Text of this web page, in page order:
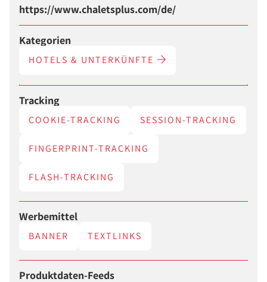
https://www.chaletsplus.com/de/
Kategorien
HOTELS & UNTERKÜNFTE
Tracking
COOKIE-TRACKING SESSION-TRACKING
FINGERPRINT-TRACKING
FLASH-TRACKING
Werbemittel
BANNER TEXTLINKS
Produktdaten-Feeds